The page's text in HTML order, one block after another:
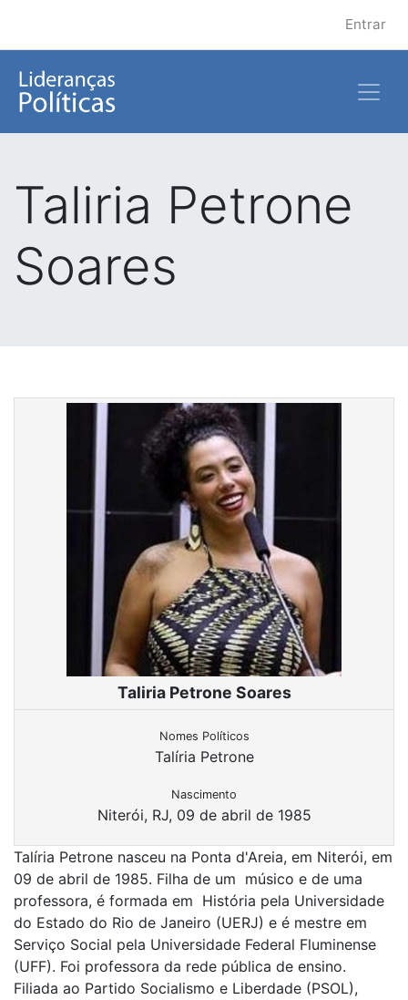
Entrar
Taliria Petrone
Soares
Talíria Petrone nasceu na Ponta d'Areia, em Niterói, em
09 de abril de 1985. Filha de um músico e de uma
professora, é formada em História pela Universidade
do Estado do Rio de Janeiro (UERJ) e é mestre em
Serviço Social pela Universidade Federal Fluminense
(UFF). Foi professora da rede pública de ensino.
Filiada ao Partido Socialismo e Liberdade (PSOL),
Taliria Petrone Soares
Nomes Políticos
Talíria Petrone
Nascimento
Niterói, RJ, 09 de abril de 1985